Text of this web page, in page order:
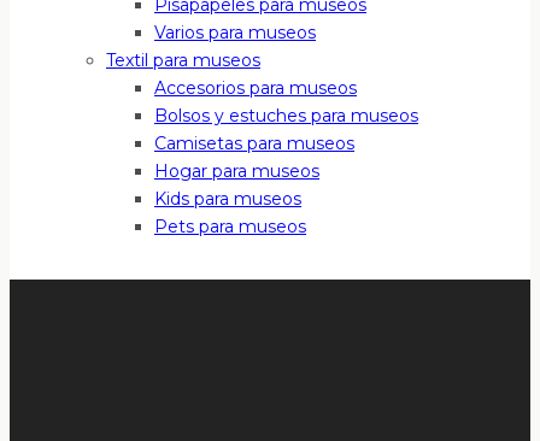
Pisapapeles para museos
Varios para museos
Textil para museos
Accesorios para museos
Bolsos y estuches para museos
Camisetas para museos
Hogar para museos
Kids para museos
Pets para museos